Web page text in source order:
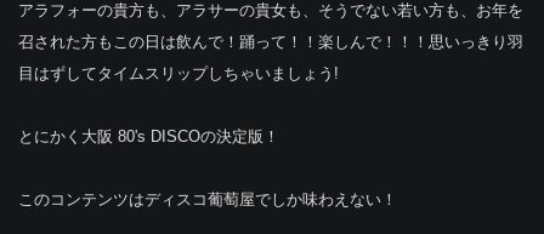
アラフォーの貴方も、アラサーの貴女も、そうでない若い方も、お年を
召された方もこの日は飲んで！踊って！！楽しんで！！！思いっきり羽
目はずしてタイムスリップしちゃいましょう!
とにかく大阪 80's DISCOの決定版！
このコンテンツはディスコ葡萄屋でしか味わえない！